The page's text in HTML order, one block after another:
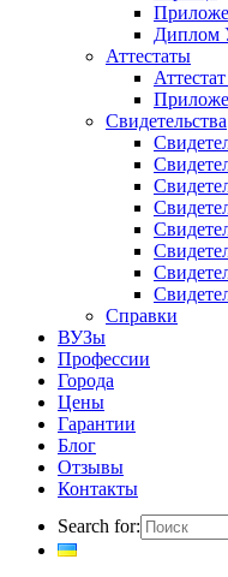
Диплом
Аттестаты
Свидетельства
Справки
ВУЗы
Профессии
Города
Цены
Гарантии
Блог
Отзывы
Контакты
Search for: